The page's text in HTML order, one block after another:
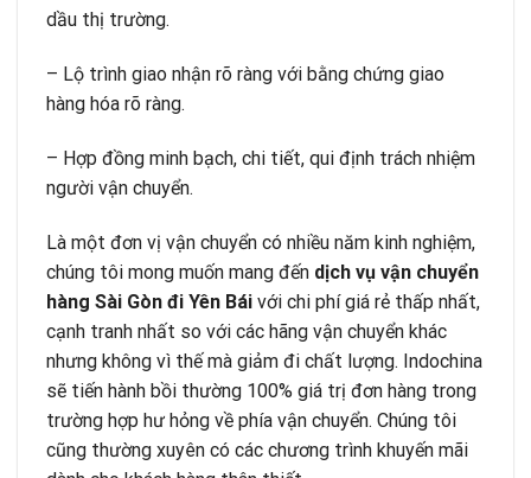
dầu thị trường.
– Lộ trình giao nhận rõ ràng với bằng chứng giao
hàng hóa rõ ràng.
– Hợp đồng minh bạch, chi tiết, qui định trách nhiệm
người vận chuyển.
Là một đơn vị vận chuyển có nhiều năm kinh nghiệm,
chúng tôi mong muốn mang đến dịch vụ vận chuyển
hàng Sài Gòn đi Yên Bái với chi phí giá rẻ thấp nhất,
cạnh tranh nhất so với các hãng vận chuyển khác
nhưng không vì thế mà giảm đi chất lượng. Indochina
sẽ tiến hành bồi thường 100% giá trị đơn hàng trong
trường hợp hư hỏng về phía vận chuyển. Chúng tôi
cũng thường xuyên có các chương trình khuyến mãi